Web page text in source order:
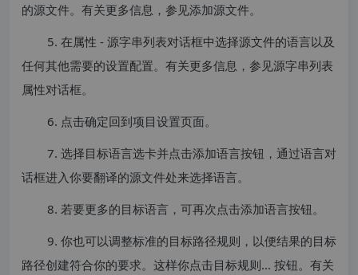
的源文件。有关更多信息，参见添加源文件。
5. 在属性 - 源字串列表对话框中选择源文件的语言以及
任何其他需要的设置配置。有关更多信息，参见源字串列表
属性对话框。
6. 点击确定回到项目设置页面。
7. 选择目标语言选卡并点击添加语言按钮，通过语言对
话框进入你要翻译的源文件处来选择语言。
8. 若要更多的目标语言，可再次点击添加语言按钮。
9. 你也可以调整标准的目标路径规则，以便结果的目标
路径创建符合你的要求。这样你点击目标规则... 按钮。有关